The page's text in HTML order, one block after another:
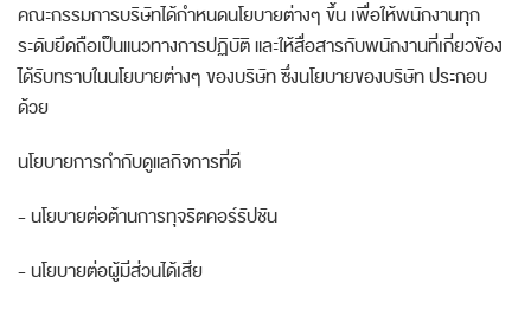
คณะกรรมการบริษัทได้กำหนดนโยบายต่างๆ ขึ้น เพื่อให้พนักงานทุก
ระดับยึดถือเป็นแนวทางการปฏิบัติ และให้สื่อสารกับพนักงานที่เกี่ยวข้อง
ได้รับทราบในนโยบายต่างๆ ของบริษัท ซึ่งนโยบายของบริษัท ประกอบ
ด้วย
นโยบายการกำกับดูแลกิจการที่ดี
-นโยบายต่อต้านการทุจริตคอร์รัปชัน
-นโยบายต่อผู้มีส่วนได้เสีย